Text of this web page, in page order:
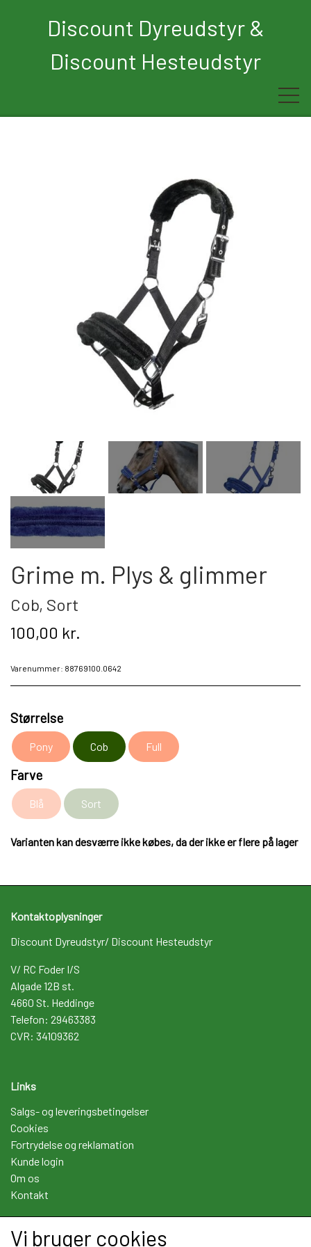
Discount Dyreudstyr &
Discount Hesteudstyr
Rytter
Hest
Børn
Hund
Kat
Nyhed
Gavekort
Retur
Om os
Grime m. Plys & glimmer
Cob, Sort
100,00 kr.
Varenummer: 88769100.0642
Størrelse
Pony Cob Full
Farve
Blå Sort
Varianten kan desværre ikke købes, da der ikke er flere på lager
Kontaktoplysninger
Discount Dyreudstyr/ Discount Hesteudstyr
V/ RC Foder I/S
Algade 12B st.
4660 St. Heddinge
Telefon: 29463383
CVR: 34109362
Links
Salgs- og leveringsbetingelser
Cookies
Fortrydelse og reklamation
Kunde login
Om os
Kontakt
Vi bruger cookies